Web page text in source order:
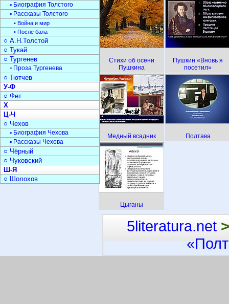
Стихи об осени
Пушкина
Пушкин «Вновь я
посетил»
Медный всадник Полтава
Цыганы
▫ Биография Толстого
▫ Рассказы Толстого
• Война и мир
• После бала
○ А.Н.Толстой
○ Тукай
○ Тургенев
▫ Проза Тургенева
○ Тютчев
У-Ф
○ Фет
Х
Ц-Ч
○ Чехов
▫ Биография Чехова
▫ Рассказы Чехова
○ Чёрный
○ Чуковский
Ш-Я
○ Шолохов
5literatura.net >